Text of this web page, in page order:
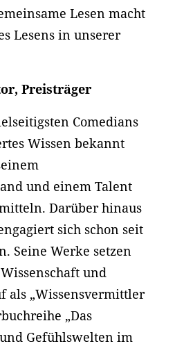
Lesen macht
Lesens in unserer
Preisträger
Comedians
Wissen bekannt
und einem Talent
Darüber hinaus
sich schon seit
Seine Werke setzen
und
als „Wissensvermittler
„Das
Gefühlswelten im